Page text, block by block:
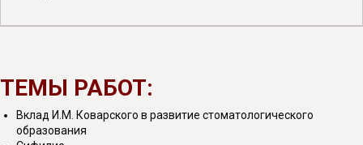
ТЕМЫ РАБОТ:
Вклад И.М. Коварского в развитие стоматологического
образования